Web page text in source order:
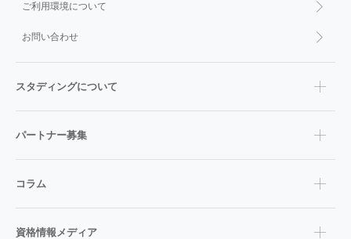
ご利用環境について
お問い合わせ
スタディングについて
パートナー募集
コラム
資格情報メディア